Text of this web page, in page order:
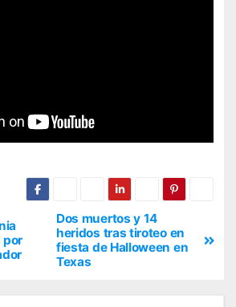
Dos muertos y 14
heridos tras tiroteo en
fiesta de Halloween en
Texas
por